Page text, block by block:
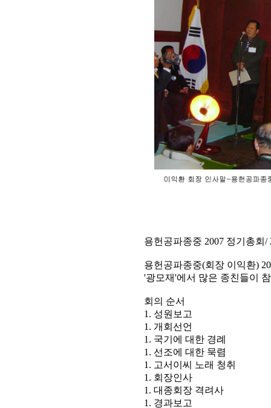
용헌공파종중 2007 정기총회/
용헌공파종중(회장 이익환)
'광모재'에서 많은 종친들이
회의 순서
1. 성원보고
1. 개회선언
1. 국기에 대한 경례
1. 선조에 대한 묵렴
1. 고서이씨 노래 청취
1. 회장인사
1. 대종회장 격려사
1. 경과보고